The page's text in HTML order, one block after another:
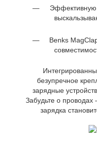
Эффективную
Benks
безупречное
зарядные
Забудьте о проводах
зарядка